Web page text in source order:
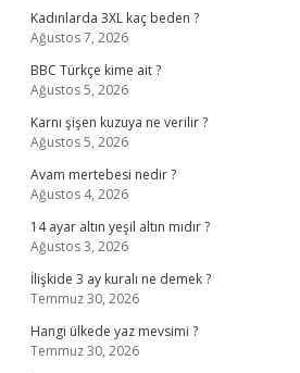
Kadınlarda 3XL kaç beden ?
Ağustos 7, 2026
BBC Türkçe kime ait ?
Ağustos 5, 2026
Karnı şişen kuzuya ne verilir ?
Ağustos 5, 2026
Avam mertebesi nedir ?
Ağustos 4, 2026
14 ayar altın yeşil altın mıdır ?
Ağustos 3, 2026
İlişkide 3 ay kuralı ne demek ?
Temmuz 30, 2026
Hangi ülkede yaz mevsimi ?
Temmuz 30, 2026